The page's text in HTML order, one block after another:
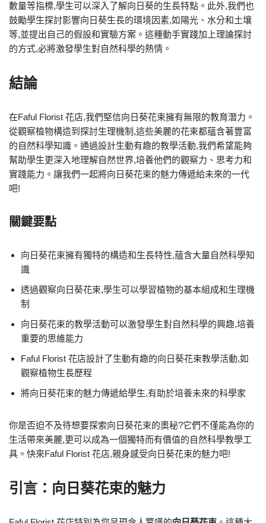
數量等指標,學生可以深入了解向日葵的生長特點。此外,我們也
鼓勵學生探討影響向日葵生長的環境因素,如陽光、水分和土壤
等,並提出自己的假設和實驗方案。這種動手實踐加上理論探討
的方式,必將激發學生對自然科學的熱情。
結論
在Faful Florist 花店,我們堅信向日葵花束擁有無限的教育潛力。
從觀察植物構造到探討生理機制,這些美麗的花束都蘊含著豐富
的自然科學知識。通過設計生動有趣的教學活動,我們希望能夠
幫助學生更深入地理解自然世界,培養他們的觀察力、思考力和
實踐能力。讓我們一起將向日葵花束的魅力傳遞給未來的一代
吧!
關鍵要點
向日葵花束擁有獨特的構造和生長特性,蘊含大量自然科學知
識
透過觀察向日葵花束,學生可以學習植物的基本組成和生理機
制
向日葵花束的教學活動可以激發學生對自然科學的興趣,培養
重要的思維能力
Faful Florist 花店設計了生動有趣的向日葵花束教學活動,如
觀察植物生長歷程
將向日葵花束的魅力傳遞給學生,有助於培養未來的科學家
你是否迫不及待想要探索向日葵花束的奧秘?它們不僅能為你的
生活帶來美麗,更可以成為一個獨特而有價值的自然科學教學工
具。快來Faful Florist 花店,親身感受向日葵花束的魅力吧!
引言：向日葵花束的魅力